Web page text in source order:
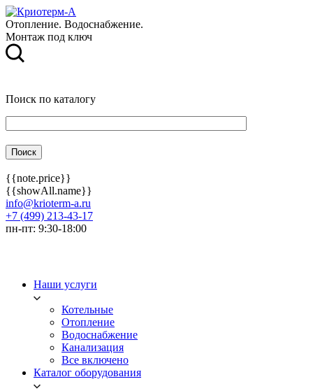
Отопление. Водоснабжение.
Монтаж под ключ
Поиск по каталогу
{{note.price}}
{{showAll.name}}
info@krioterm-a.ru
+7 (499) 213-43-17
пн-пт: 9:30-18:00
Наши услуги
Котельные
Отопление
Водоснабжение
Канализация
Все включено
Каталог оборудования